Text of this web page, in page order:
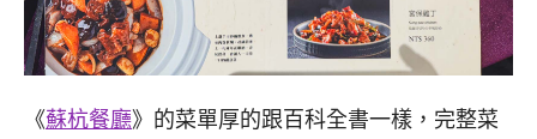
《蘇杭餐廳》的菜單厚的跟百科全書一樣，完整菜